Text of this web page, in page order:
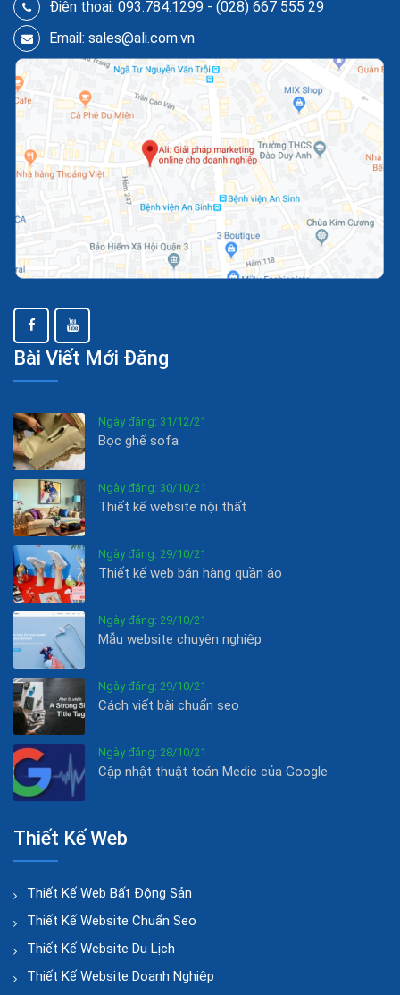
Điện thoại: 093.784.1299 - (028) 667 555 29
Email: sales@ali.com.vn
Bài Viết Mới Đăng
Ngày đăng: 31/12/21
Bọc ghế sofa
Ngày đăng: 30/10/21
Thiết kế website nội thất
Ngày đăng: 29/10/21
Thiết kế web bán hàng quần áo
Ngày đăng: 29/10/21
Mẫu website chuyên nghiệp
Ngày đăng: 29/10/21
Cách viết bài chuẩn seo
Ngày đăng: 28/10/21
Cập nhật thuật toán Medic của Google
Thiết Kế Web
Thiết Kế Web Bất Động Sản
Thiết Kế Website Chuẩn Seo
Thiết Kế Website Du Lịch
Thiết Kế Website Doanh Nghiệp